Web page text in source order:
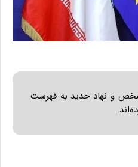
اروپا با افزودن ۱۰ شخص و نهاد جدید به فهرست